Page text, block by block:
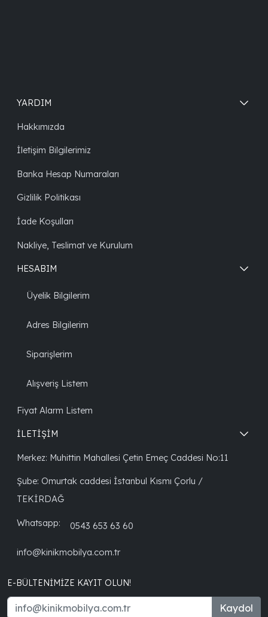
YARDIM
Hakkımızda
İletişim Bilgilerimiz
Banka Hesap Numaraları
Gizlilik Politikası
İade Koşulları
Nakliye, Teslimat ve Kurulum
HESABIM
Üyelik Bilgilerim
Adres Bilgilerim
Siparişlerim
Alışveriş Listem
Fiyat Alarm Listem
İLETİŞİM
Merkez: Muhittin Mahallesi Çetin Emeç Caddesi No:11
Şube: Omurtak caddesi İstanbul Kısmı Çorlu /
TEKİRDAĞ
Whatsapp: 0543 653 63 60
info@kinikmobilya.com.tr
E-BÜLTENIMIZE KAYIT OLUN!
Kaydol